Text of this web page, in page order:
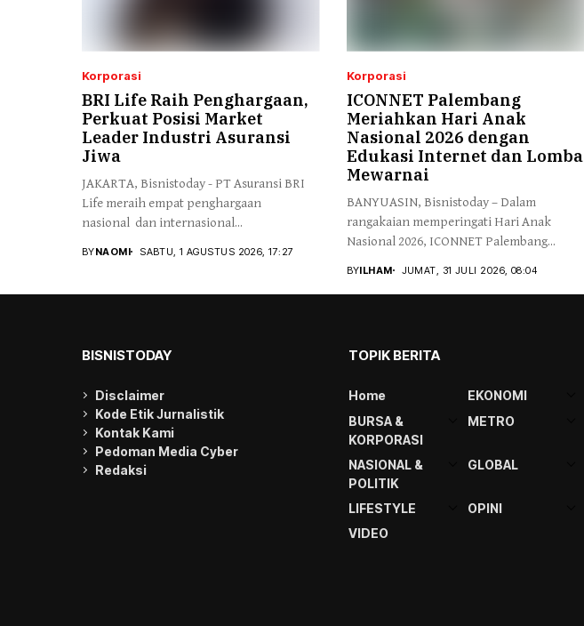
Korporasi
BRI Life Raih Penghargaan,
Perkuat Posisi Market
Leader Industri Asuransi
Jiwa
JAKARTA, Bisnistoday - PT Asuransi BRI
Life meraih empat penghargaan
nasional dan internasional...
BYNAOMI SABTU, 1 AGUSTUS 2026, 17:27
Korporasi
ICONNET Palembang
Meriahkan Hari Anak
Nasional 2026 dengan
Edukasi Internet dan Lomba
Mewarnai
BANYUASIN, Bisnistoday – Dalam
rangakaian memperingati Hari Anak
Nasional 2026, ICONNET Palembang...
BYILHAM JUMAT, 31 JULI 2026, 08:04
BISNISTODAY
Disclaimer
Kode Etik Jurnalistik
Kontak Kami
Pedoman Media Cyber
Redaksi
TOPIK BERITA
Home
EKONOMI
BURSA &
KORPORASI
METRO
NASIONAL &
POLITIK
GLOBAL
LIFESTYLE
OPINI
VIDEO